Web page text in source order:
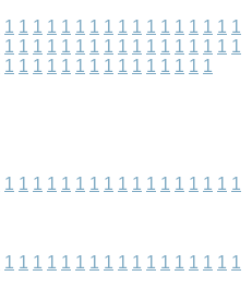
1 1 1 1 1 1 1 1 1 1 1 1 1 1 1 1 1
1 1 1 1 1 1 1 1 1 1 1 1 1 1 1 1 1
1 1 1 1 1 1 1 1 1 1 1 1 1 1 1
1 1 1 1 1 1 1 1 1 1 1 1 1 1 1 1 1
1 1 1 1 1 1 1 1 1 1 1 1 1 1 1 1 1